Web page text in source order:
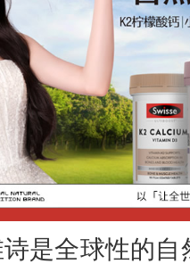
是全球性的